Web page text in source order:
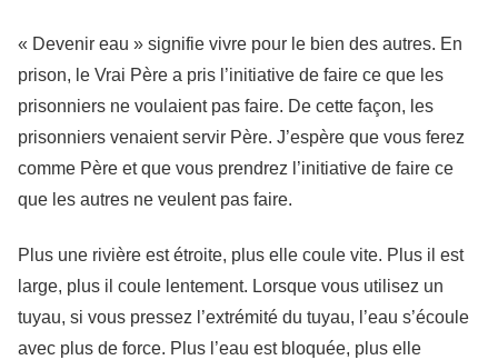
« Devenir eau » signifie vivre pour le bien des autres. En
prison, le Vrai Père a pris l’initiative de faire ce que les
prisonniers ne voulaient pas faire. De cette façon, les
prisonniers venaient servir Père. J’espère que vous ferez
comme Père et que vous prendrez l’initiative de faire ce
que les autres ne veulent pas faire.
Plus une rivière est étroite, plus elle coule vite. Plus il est
large, plus il coule lentement. Lorsque vous utilisez un
tuyau, si vous pressez l’extrémité du tuyau, l’eau s’écoule
avec plus de force. Plus l’eau est bloquée, plus elle